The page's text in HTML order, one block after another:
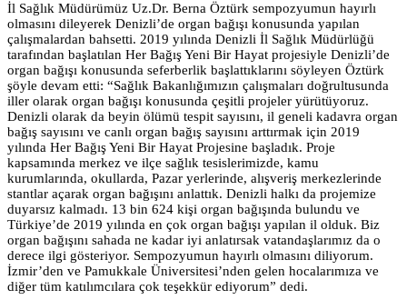
İl Sağlık Müdürümüz Uz.Dr. Berna Öztürk sempozyumun hayırlı
olmasını dileyerek Denizli’de organ bağışı konusunda yapılan
çalışmalardan bahsetti. 2019 yılında Denizli İl Sağlık Müdürlüğü
tarafından başlatılan Her Bağış Yeni Bir Hayat projesiyle Denizli’de
organ bağışı konusunda seferberlik başlattıklarını söyleyen Öztürk
şöyle devam etti: “Sağlık Bakanlığımızın çalışmaları doğrultusunda
iller olarak organ bağışı konusunda çeşitli projeler yürütüyoruz.
Denizli olarak da beyin ölümü tespit sayısını, il geneli kadavra organ
bağış sayısını ve canlı organ bağış sayısını arttırmak için 2019
yılında Her Bağış Yeni Bir Hayat Projesine başladık. Proje
kapsamında merkez ve ilçe sağlık tesislerimizde, kamu
kurumlarında, okullarda, Pazar yerlerinde, alışveriş merkezlerinde
stantlar açarak organ bağışını anlattık. Denizli halkı da projemize
duyarsız kalmadı. 13 bin 624 kişi organ bağışında bulundu ve
Türkiye’de 2019 yılında en çok organ bağışı yapılan il olduk. Biz
organ bağışını sahada ne kadar iyi anlatırsak vatandaşlarımız da o
derece ilgi gösteriyor. Sempozyumun hayırlı olmasını diliyorum.
İzmir’den ve Pamukkale Üniversitesi’nden gelen hocalarımıza ve
diğer tüm katılımcılara çok teşekkür ediyorum” dedi.